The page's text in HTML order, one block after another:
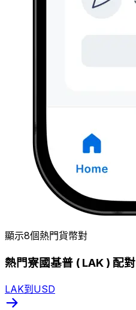
顯示8個熱門貨幣對
熱門寮國基普 ( LAK ) 配對
LAK到USD